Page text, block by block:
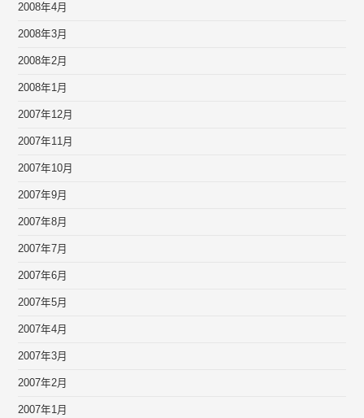
2008年4月
2008年3月
2008年2月
2008年1月
2007年12月
2007年11月
2007年10月
2007年9月
2007年8月
2007年7月
2007年6月
2007年5月
2007年4月
2007年3月
2007年2月
2007年1月